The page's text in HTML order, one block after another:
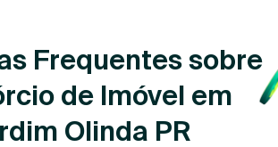
Frequentes sobre
de Imóvel em
Olinda PR